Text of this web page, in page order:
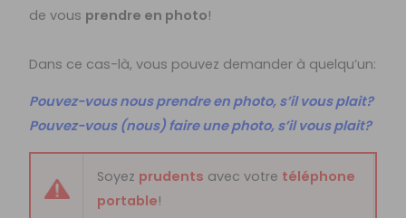
de vous prendre en photo!
Dans ce cas-là, vous pouvez demander à quelqu’un:
Pouvez-vous nous prendre en photo, s’il vous plait?
Pouvez-vous (nous) faire une photo, s’il vous plait?
Soyez prudents avec votre téléphone
portable!